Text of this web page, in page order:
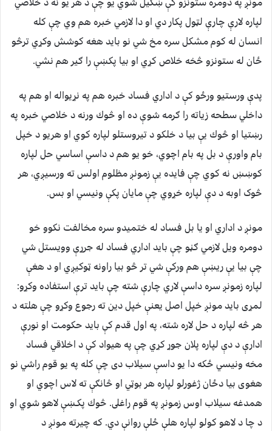
لپاره لارې چارې لټول پكار دي او دا لازمي خبره هم وي چې كله
انسان له كوم مشكل سره مخ شي نو بايد هغه كوشش وكړي ترڅو
ځان له ستونزو څخه خلاص كړي او بيا پكښې را ګير هم نشي.
پدې ورستيو ورځو كې د اداري فساد خبره هم په نړيواله او هم په
داخلي سطحه زياته را ګرمه شوې ده او څوك ورنه د خلاصي خبره په
رښتيا او څوك يې بيا د خلكو د تيروستلو لپاره كوي او هريو د خپل
بام واورې د بل په بام اچوي، خو يو هم د داسې اساسي حل لپاره
كوښښ نه كوي چې فايده يې زمونږ مظلوم اولس ته ورسيږي، هر
څوک اوبه د دې لپاره خړوي چې مايان پكې ونيسي او بس.
مونږ د اداري او يا بل فساد له ختميدو سره مخالفت نكوو خو
دومره ويل لازمي ګڼو چې بايد اداري فساد له جرړې وويستل شي
چې بيا يې ريښې هم وركې شي تر څو بيا راونه ټوكيږي او د هغې
لپاره زمونږ سره داسې لاري چارې شته چې بايد ترې استفاده وكړو:
لمړى بايد مونږ خپل اصل يعنې خپل دين ته رجوع وكړو چې هلته د
هر څه لپاره د حل لاره شته، په اول قدم كې بايد حكومت او نورې
ادارې د دې لپاره پلان جوړ كړي چې په هيواد كې د اخلاقي فساد
مخه ونيسي ځكه دا يو داسې سيلاب دى چې كله په يو قوم راشي نو
هغوى بيا دځان ژغورلو لپاره هر بوټي او څانګې ته لاس اچوي او
همدغه سيلاب اوس زمونږ په قوم راغلى. څوك پكـښې لاهو شوي او
د چا د لاهو كولو لپاره هلې ځلې روانې دي. كه چيرته مونږ د